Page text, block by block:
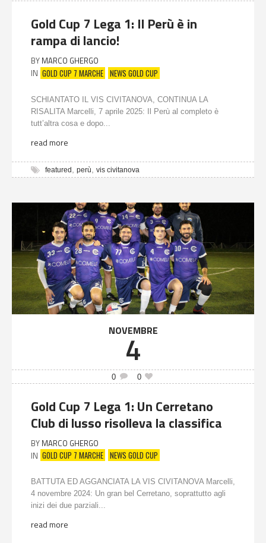
Gold Cup 7 Lega 1: Il Perù è in
rampa di lancio!
BY MARCO GHERGO
IN GOLD CUP 7 MARCHE NEWS GOLD CUP
SCHIANTATO IL VIS CIVITANOVA, CONTINUA LA
RISALITA Marcelli, 7 aprile 2025: Il Perù al completo è
tutt’altra cosa e dopo...
read more
featured perù vis civitanova
NOVEMBRE
4
0 0
Gold Cup 7 Lega 1: Un Cerretano
Club di lusso risolleva la classifica
BY MARCO GHERGO
IN GOLD CUP 7 MARCHE NEWS GOLD CUP
BATTUTA ED AGGANCIATA LA VIS CIVITANOVA Marcelli,
4 novembre 2024: Un gran bel Cerretano, soprattutto agli
inizi dei due parziali...
read more